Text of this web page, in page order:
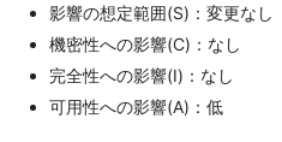
影響の想定範囲(S)：変更なし
機密性への影響(C)：なし
完全性への影響(I)：なし
可用性への影響(A)：低